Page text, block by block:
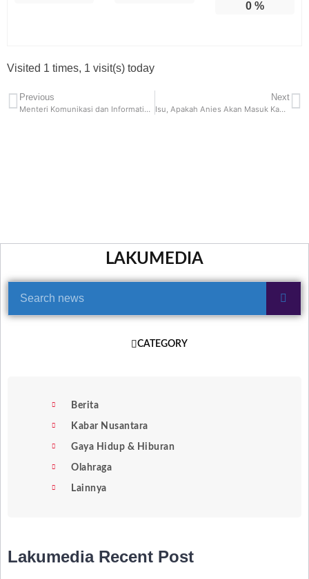
0%
Visited 1 times, 1 visit(s) today
Previous
Menteri Komunikasi dan Informatika (Menkominfo) Budi Arie Setiadi Rencanakan Akan Larang Aplikasi Temu Beroperasi di Indonesia.
Next
Isu, Apakah Anies Akan Masuk Kabinet Prabowo, Bagaimana Reaksi Anak Abah?
LAKUMEDIA
CATEGORY
Berita
Kabar Nusantara
Gaya Hidup & Hiburan
Olahraga
Lainnya
Lakumedia Recent Post